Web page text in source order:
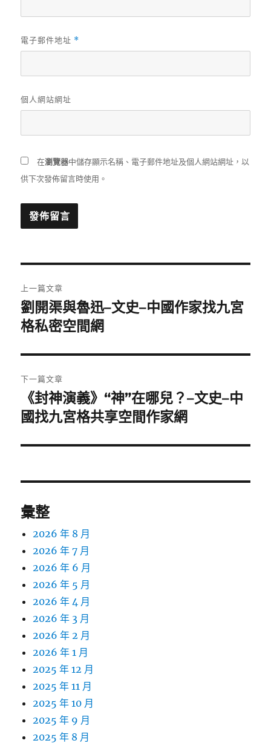
電子郵件地址 *
個人網站網址
在瀏覽器中儲存顯示名稱、電子郵件地址及個人網站網址，以
供下次發佈留言時使用。
章
導
覽
上一篇文章
上
一
文
章:
劉開渠與魯迅–文史–中國作家找九宮
格私密空間網
下一篇文章
下
一
文
《封神演義》“神”在哪兒？–文史–中
國找九宮格共享空間作家網
彙整
2026 年 8 月
2026 年 7 月
2026 年 6 月
2026 年 5 月
2026 年 4 月
2026 年 3 月
2026 年 2 月
2026 年 1 月
2025 年 12 月
2025 年 11 月
2025 年 10 月
2025 年 9 月
2025 年 8 月